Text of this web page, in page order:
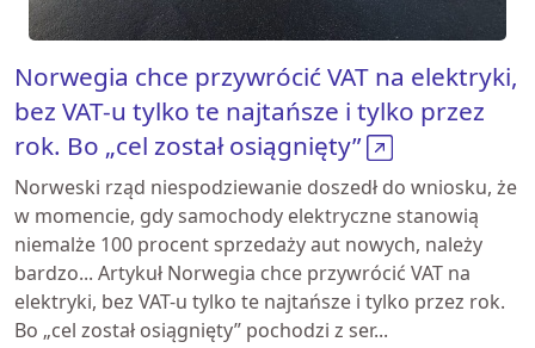
Norwegia chce przywrócić VAT na elektryki,
bez VAT-u tylko te najtańsze i tylko przez
rok. Bo „cel został osiągnięty”
Norweski rząd niespodziewanie doszedł do wniosku, że
w momencie, gdy samochody elektryczne stanowią
niemalże 100 procent sprzedaży aut nowych, należy
bardzo... Artykuł Norwegia chce przywrócić VAT na
elektryki, bez VAT-u tylko te najtańsze i tylko przez rok.
Bo „cel został osiągnięty” pochodzi z ser...